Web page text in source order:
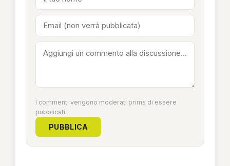
I commenti vengono moderati prima di essere
pubblicati.
PUBBLICA